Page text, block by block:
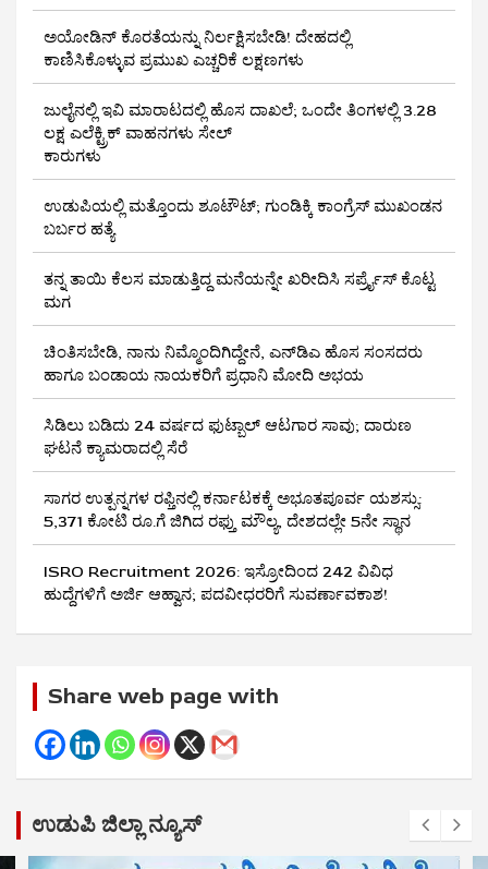
ಅಯೋಡಿನ್ ಕೊರತೆಯನ್ನು ನಿರ್ಲಕ್ಷಿಸಬೇಡಿ! ದೇಹದಲ್ಲಿ
ಕಾಣಿಸಿಕೊಳ್ಳುವ ಪ್ರಮುಖ ಎಚ್ಚರಿಕೆ ಲಕ್ಷಣಗಳು
ಜುಲೈನಲ್ಲಿ ಇವಿ ಮಾರಾಟದಲ್ಲಿ ಹೊಸ ದಾಖಲೆ; ಒಂದೇ ತಿಂಗಳಲ್ಲಿ 3.28
ಲಕ್ಷ ಎಲೆಕ್ಟ್ರಿಕ್ ವಾಹನಗಳು ಸೇಲ್
ಕಾರುಗಳು
ಉಡುಪಿಯಲ್ಲಿ ಮತ್ತೊಂದು ಶೂಟೌಟ್‌; ಗುಂಡಿಕ್ಕಿ ಕಾಂಗ್ರೆಸ್‌ ಮುಖಂಡನ
ಬರ್ಬರ ಹತ್ಯೆ
ತನ್ನ ತಾಯಿ ಕೆಲಸ ಮಾಡುತ್ತಿದ್ದ ಮನೆಯನ್ನೇ ಖರೀದಿಸಿ ಸರ್ಪ್ರೈಸ್ ಕೊಟ್ಟ
ಮಗ
ಚಿಂತಿಸಬೇಡಿ, ನಾನು ನಿಮ್ಮೊಂದಿಗಿದ್ದೇನೆ, ಎನ್‌ಡಿಎ ಹೊಸ ಸಂಸದರು
ಹಾಗೂ ಬಂಡಾಯ ನಾಯಕರಿಗೆ ಪ್ರಧಾನಿ ಮೋದಿ ಅಭಯ
ಸಿಡಿಲು ಬಡಿದು 24 ವರ್ಷದ ಫುಟ್ಬಾಲ್ ಆಟಗಾರ ಸಾವು; ದಾರುಣ
ಘಟನೆ ಕ್ಯಾಮರಾದಲ್ಲಿ ಸೆರೆ
ಸಾಗರ ಉತ್ಪನ್ನಗಳ ರಫ್ತಿನಲ್ಲಿ ಕರ್ನಾಟಕಕ್ಕೆ ಅಭೂತಪೂರ್ವ ಯಶಸ್ಸು:
5,371 ಕೋಟಿ ರೂ.ಗೆ ಜಿಗಿದ ರಫ್ತು ಮೌಲ್ಯ, ದೇಶದಲ್ಲೇ 5ನೇ ಸ್ಥಾನ
ISRO Recruitment 2026: ಇಸ್ರೋದಿಂದ 242 ವಿವಿಧ
ಹುದ್ದೆಗಳಿಗೆ ಅರ್ಜಿ ಆಹ್ವಾನ; ಪದವೀಧರರಿಗೆ ಸುವರ್ಣಾವಕಾಶ!
Share web page with
ಉಡುಪಿ ಜಿಲ್ಲಾ ನ್ಯೂಸ್